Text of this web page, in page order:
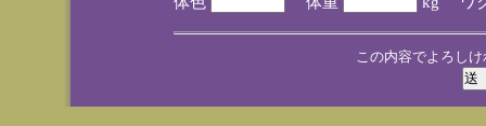
この内容でよろし